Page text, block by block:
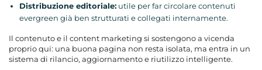
Distribuzione editoriale: utile per far circolare contenuti
evergreen già ben strutturati e collegati internamente.
Il contenuto e il content marketing si sostengono a vicenda
proprio qui: una buona pagina non resta isolata, ma entra in un
sistema di rilancio, aggiornamento e riutilizzo intelligente.